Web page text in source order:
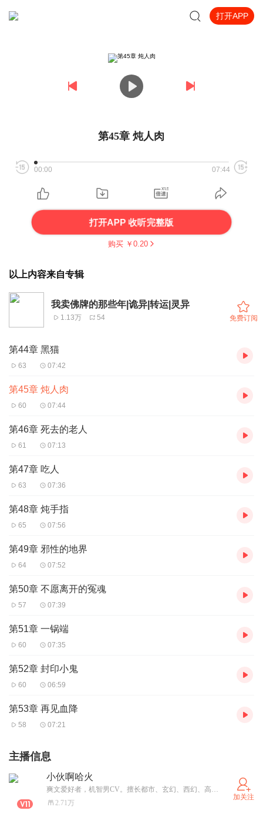
打开APP
第45章 炖人肉
00:00 07:44
打开APP 收听完整版
购买 ￥ 0.20
以上内容来自专辑
我卖佛牌的那些年|诡异|转运|灵异
1.13万 54 免费订阅
第44章 黑猫
63 07:42
第45章 炖人肉
60 07:44
第46章 死去的老人
61 07:13
第47章 吃人
63 07:36
第48章 炖手指
65 07:56
第49章 邪性的地界
64 07:52
第50章 不愿离开的冤魂
57 07:39
第51章 一锅端
60 07:35
第52章 封印小鬼
60 06:59
第53章 再见血降
58 07:21
主播信息
小伙啊哈火
爽文爱好者，机智男CV。擅长都市、玄幻、西幻、高武、异能、逗比类型文本，主述风格多变，角色音逗比活泼，找我搜：ahafire
2.71万
加关注